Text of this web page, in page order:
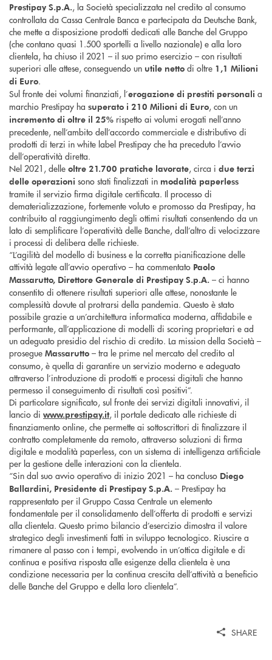
Prestipay S.p.A., la Società specializzata nel credito al consumo
controllata da Cassa Centrale Banca e partecipata da Deutsche Bank,
che mette a disposizione prodotti dedicati alle Banche del Gruppo
(che contano quasi 1.500 sportelli a livello nazionale) e alla loro
clientela, ha chiuso il 2021 – il suo primo esercizio – con risultati
superiori alle attese, conseguendo un utile netto di oltre 1,1 Milioni
di Euro.
Sul fronte dei volumi finanziati, l’erogazione di prestiti personali a
marchio Prestipay ha superato i 210 Milioni di Euro, con un
incremento di oltre il 25% rispetto ai volumi erogati nell’anno
precedente, nell’ambito dell’accordo commerciale e distributivo di
prodotti di terzi in white label Prestipay che ha preceduto l’avvio
dell’operatività diretta.
Nel 2021, delle oltre 21.700 pratiche lavorate, circa i due terzi
delle operazioni sono stati finalizzati in modalità paperless
tramite il servizio firma digitale certificata. Il processo di
dematerializzazione, fortemente voluto e promosso da Prestipay, ha
contribuito al raggiungimento degli ottimi risultati consentendo da un
lato di semplificare l’operatività delle Banche, dall’altro di velocizzare
i processi di delibera delle richieste.
“L’agilità del modello di business e la corretta pianificazione delle
attività legate all’avvio operativo – ha commentato Paolo
Massarutto, Direttore Generale di Prestipay S.p.A. – ci hanno
consentito di ottenere risultati superiori alle attese, nonostante le
complessità dovute al protrarsi della pandemia. Questo è stato
possibile grazie a un’architettura informatica moderna, affidabile e
performante, all’applicazione di modelli di scoring proprietari e ad
un adeguato presidio del rischio di credito. La mission della Società –
prosegue Massarutto – tra le prime nel mercato del credito al
consumo, è quella di garantire un servizio moderno e adeguato
attraverso l’introduzione di prodotti e processi digitali che hanno
permesso il conseguimento di risultati così positivi”.
Di particolare significato, sul fronte dei servizi digitali innovativi, il
lancio di www.prestipay.it, il portale dedicato alle richieste di
finanziamento online, che permette ai sottoscrittori di finalizzare il
contratto completamente da remoto, attraverso soluzioni di firma
digitale e modalità paperless, con un sistema di intelligenza artificiale
per la gestione delle interazioni con la clientela.
“Sin dal suo avvio operativo di inizio 2021 – ha concluso Diego
Ballardini, Presidente di Prestipay S.p.A. – Prestipay ha
rappresentato per il Gruppo Cassa Centrale un elemento
fondamentale per il consolidamento dell’offerta di prodotti e servizi
alla clientela. Questo primo bilancio d’esercizio dimostra il valore
strategico degli investimenti fatti in sviluppo tecnologico. Riuscire a
rimanere al passo con i tempi, evolvendo in un’ottica digitale e di
continua e positiva risposta alle esigenze della clientela è una
condizione necessaria per la continua crescita dell’attività a beneficio
delle Banche del Gruppo e della loro clientela”.
SHARE